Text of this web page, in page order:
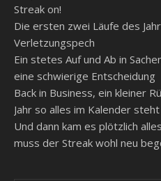
Streak on!
Die ersten zwei Läufe des
Verletzungspech
Ein stetes Auf und Ab in
eine schwierige Entscheidung
Back in Business, ein kleiner
Jahr so alles im Kalender steht
Und dann kam es plötzlich
muss der Streak wohl neu